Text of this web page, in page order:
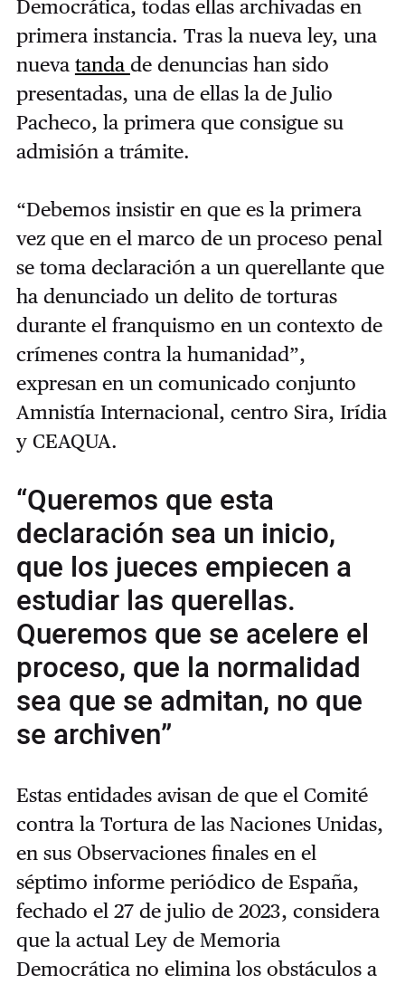
Democrática, todas ellas archivadas en
primera instancia. Tras la nueva ley, una
nueva tanda de denuncias han sido
presentadas, una de ellas la de Julio
Pacheco, la primera que consigue su
admisión a trámite.
“Debemos insistir en que es la primera
vez que en el marco de un proceso penal
se toma declaración a un querellante que
ha denunciado un delito de torturas
durante el franquismo en un contexto de
crímenes contra la humanidad”,
expresan en un comunicado conjunto
Amnistía Internacional, centro Sira, Irídia
y CEAQUA.
“Queremos que esta
declaración sea un inicio,
que los jueces empiecen a
estudiar las querellas.
Queremos que se acelere el
proceso, que la normalidad
sea que se admitan, no que
se archiven”
Estas entidades avisan de que el Comité
contra la Tortura de las Naciones Unidas,
en sus Observaciones finales en el
séptimo informe periódico de España,
fechado el 27 de julio de 2023, considera
que la actual Ley de Memoria
Democrática no elimina los obstáculos a